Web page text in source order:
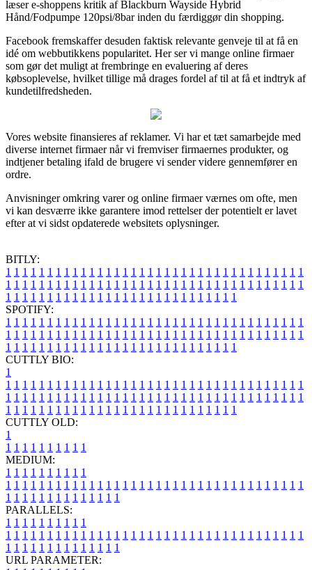
læser e-shoppens kritik af Blackburn Wayside Hybrid
Hånd/Fodpumpe 120psi/8bar inden du færdiggør din shopping.
Facebook fremskaffer desuden faktisk relevante genveje til at få en
idé om webbutikkens popularitet. Her ser vi mange online firmaer
som gør det muligt at frembringe en evaluering af deres
købsoplevelse, hvilket tillige må drages fordel af til at få et indtryk af
kundetilfredsheden.
Vores website finansieres af reklamer. Vi har et tæt samarbejde med
diverse internet firmaer når vi fremviser firmaernes produkter, og
indtjener betaling ifald de brugere vi sender videre gennemfører en
ordre.
Anvisninger omkring varer og online firmaer værnes om ofte, men
vi kan desværre ikke garantere imod rettelser der potentielt er lavet
efter at vi sidst opdaterede websitets oplysninger.
BITLY:
1 1 1 1 1 1 1 1 1 1 1 1 1 1 1 1 1 1 1 1 1 1 1 1 1 1 1 1 1 1 1 1 1 1 1 1
1 1 1 1 1 1 1 1 1 1 1 1 1 1 1 1 1 1 1 1 1 1 1 1 1 1 1 1 1 1 1 1 1 1 1 1
1 1 1 1 1 1 1 1 1 1 1 1 1 1 1 1 1 1 1 1 1 1 1 1 1 1 1 1
SPOTIFY:
1 1 1 1 1 1 1 1 1 1 1 1 1 1 1 1 1 1 1 1 1 1 1 1 1 1 1 1 1 1 1 1 1 1 1 1
1 1 1 1 1 1 1 1 1 1 1 1 1 1 1 1 1 1 1 1 1 1 1 1 1 1 1 1 1 1 1 1 1 1 1 1
1 1 1 1 1 1 1 1 1 1 1 1 1 1 1 1 1 1 1 1 1 1 1 1 1 1 1 1
CUTTLY BIO:
1
1 1 1 1 1 1 1 1 1 1 1 1 1 1 1 1 1 1 1 1 1 1 1 1 1 1 1 1 1 1 1 1 1 1 1 1
1 1 1 1 1 1 1 1 1 1 1 1 1 1 1 1 1 1 1 1 1 1 1 1 1 1 1 1 1 1 1 1 1 1 1 1
1 1 1 1 1 1 1 1 1 1 1 1 1 1 1 1 1 1 1 1 1 1 1 1 1 1 1 1
CUTTLY OLD:
1
1 1 1 1 1 1 1 1 1 1
MEDIUM:
1 1 1 1 1 1 1 1 1 1
1 1 1 1 1 1 1 1 1 1 1 1 1 1 1 1 1 1 1 1 1 1 1 1 1 1 1 1 1 1 1 1 1 1 1 1
1 1 1 1 1 1 1 1 1 1 1 1 1 1
PARALLELS:
1 1 1 1 1 1 1 1 1 1
1 1 1 1 1 1 1 1 1 1 1 1 1 1 1 1 1 1 1 1 1 1 1 1 1 1 1 1 1 1 1 1 1 1 1 1
1 1 1 1 1 1 1 1 1 1 1 1 1 1
URL PARAMETER: